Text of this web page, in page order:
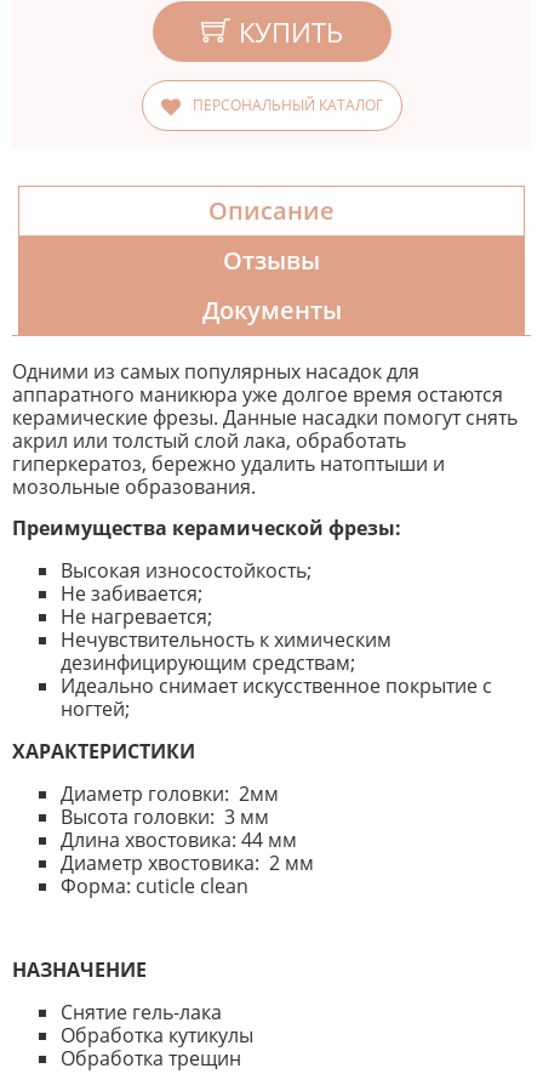
КУПИТЬ
ПЕРСОНАЛЬНЫЙ КАТАЛОГ
Описание
Отзывы
Документы
Одними из самых популярных насадок для
аппаратного маникюра уже долгое время остаются
керамические фрезы. Данные насадки помогут снять
акрил или толстый слой лака, обработать
гиперкератоз, бережно удалить натоптыши и
мозольные образования.
Преимущества керамической фрезы:
Высокая износостойкость;
Не забивается;
Не нагревается;
Нечувствительность к химическим
дезинфицирующим средствам;
Идеально снимает искусственное покрытие с
ногтей;
ХАРАКТЕРИСТИКИ
Диаметр головки: 2мм
Высота головки: 3 мм
Длина хвостовика: 44 мм
Диаметр хвостовика: 2 мм
Форма: cuticle clean
НАЗНАЧЕНИЕ
Снятие гель-лака
Обработка кутикулы
Обработка трещин